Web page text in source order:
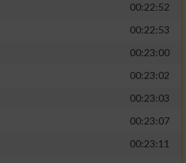
00:22:52
00:22:53
00:23:00
00:23:02
00:23:03
00:23:07
00:23:11